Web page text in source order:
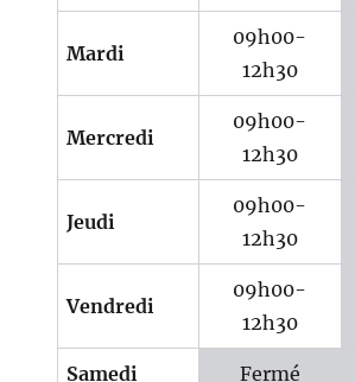
Mardi
09h00-
12h30
Mercredi
09h00-
12h30
Jeudi
09h00-
12h30
Vendredi
09h00-
12h30
Samedi Fermé